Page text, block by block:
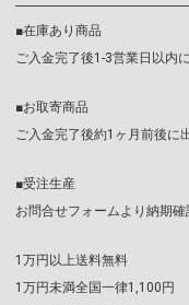
■在庫あり商品
ご入金完了後1-3営業日以内
■お取寄商品
ご入金完了後約1ヶ月前後に
■受注生産
お問合せフォームより納期確
1万円以上送料無料
1万円未満全国一律1,100円